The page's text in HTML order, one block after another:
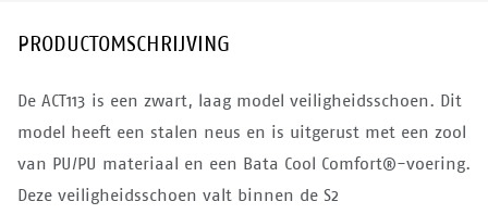
PRODUCTOMSCHRIJVING
De ACT113 is een zwart, laag model veiligheidsschoen. Dit
model heeft een stalen neus en is uitgerust met een zool
van PU/PU materiaal en een Bata Cool Comfort®-voering.
Deze veiligheidsschoen valt binnen de S2